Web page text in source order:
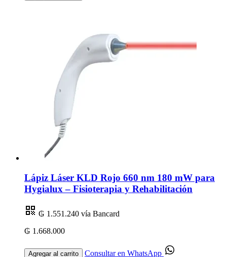
Lápiz Láser KLD Rojo 660 nm 180 mW para
Hygialux – Fisioterapia y Rehabilitación
₲ 1.551.240 vía Bancard
₲ 1.668.000
Agregar al carrito Consultar en WhatsApp